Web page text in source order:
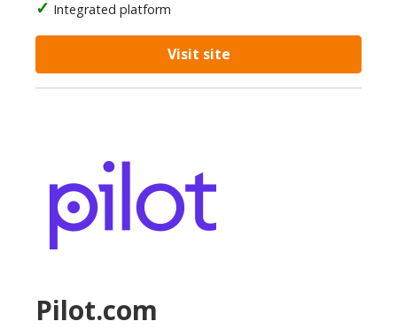
Integrated platform
Visit site
Pilot.com